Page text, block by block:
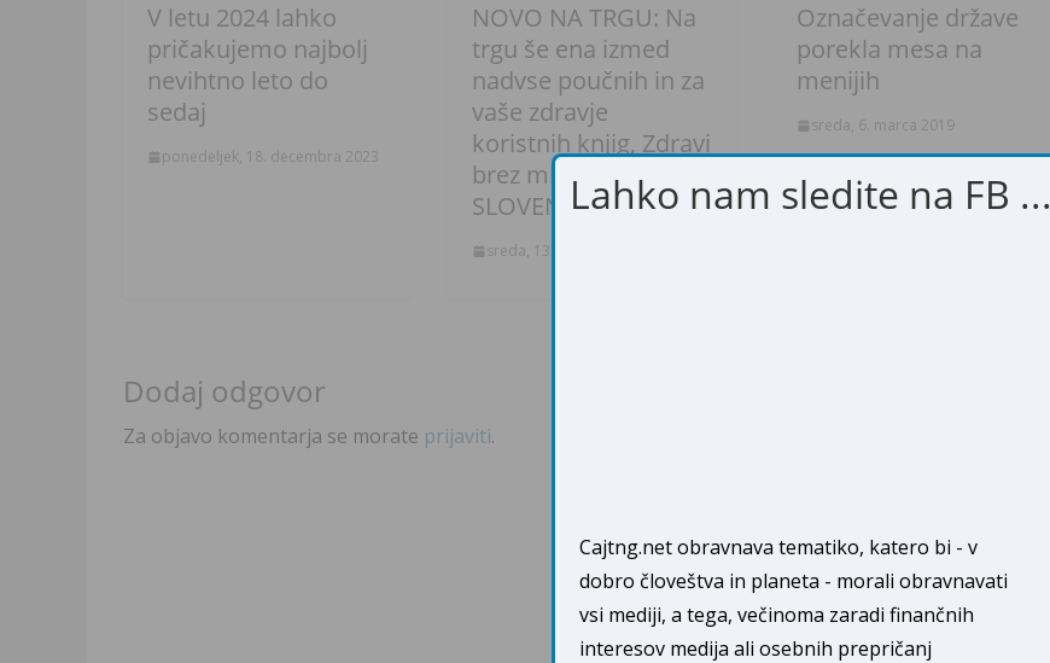
V letu 2024 lahko
pričakujemo najbolj
nevihtno leto do
sedaj
ponedeljek, 18. decembra 2023
NOVO NA TRGU: Na
trgu še ena izmed
nadvse poučnih in za
vaše zdravje
koristnih knjig, Zdravi
brez mleka in sira (V
SLOVENŠČINI)
sreda, 13. junija 2018
Označevanje države
porekla mesa na
menijih
sreda, 6. marca 2019
Dodaj odgovor
Za objavo komentarja se morate prijaviti.
Lahko nam sledite na FB ...
Cajtng.net obravnava tematiko, katero bi - v
dobro človeštva in planeta - morali obravnavati
vsi mediji, a tega, večinoma zaradi finančnih
interesov medija ali osebnih prepričanj